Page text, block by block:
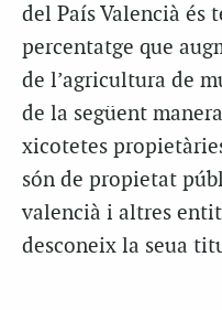
del País Valencià és
percentatge que
de l’agricultura de
de la següent
xicotetes
són de propietat
valencià i altres
desconeix la seua